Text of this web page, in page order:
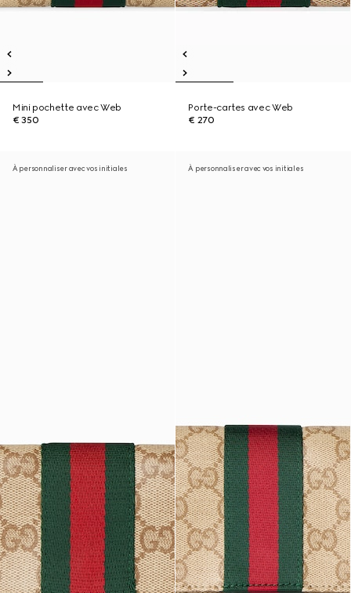
Mini pochette avec Web
€ 350
Porte-cartes avec Web
€ 270
À personnaliser avec vos initiales À personnaliser avec vos initiales